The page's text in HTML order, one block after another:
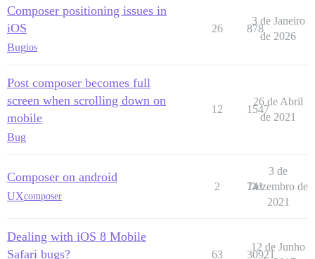
Composer positioning issues in
iOS
Bugios
26 878
3 de Janeiro
de 2026
Post composer becomes full
screen when scrolling down on
mobile
Bug
12 1547
26 de Abril
de 2021
Composer on android
UXcomposer
2 741
3 de
Dezembro de
2021
Dealing with iOS 8 Mobile
Safari bugs?
63 30921
12 de Junho